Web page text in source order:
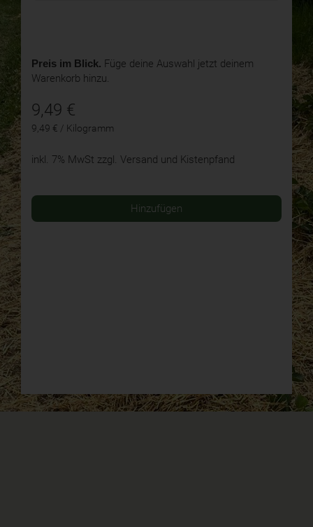
Preis im Blick. Füge deine Auswahl jetzt deinem
Warenkorb hinzu.
9,49 €
9,49 € / Kilogramm
inkl. 7% MwSt zzgl. Versand und Kistenpfand
Hinzufügen